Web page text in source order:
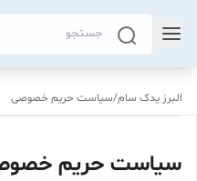
البرز یدک سام/سیاست حریم خصوصی
سیاست حریم